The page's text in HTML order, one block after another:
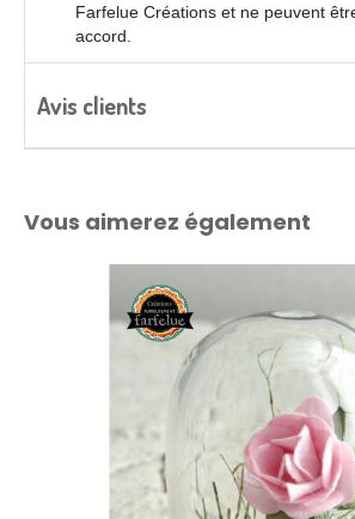
Farfelue Créations et ne peuvent
accord.
Avis clients
Vous aimerez également